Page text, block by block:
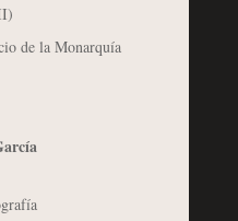
de la Monarquía